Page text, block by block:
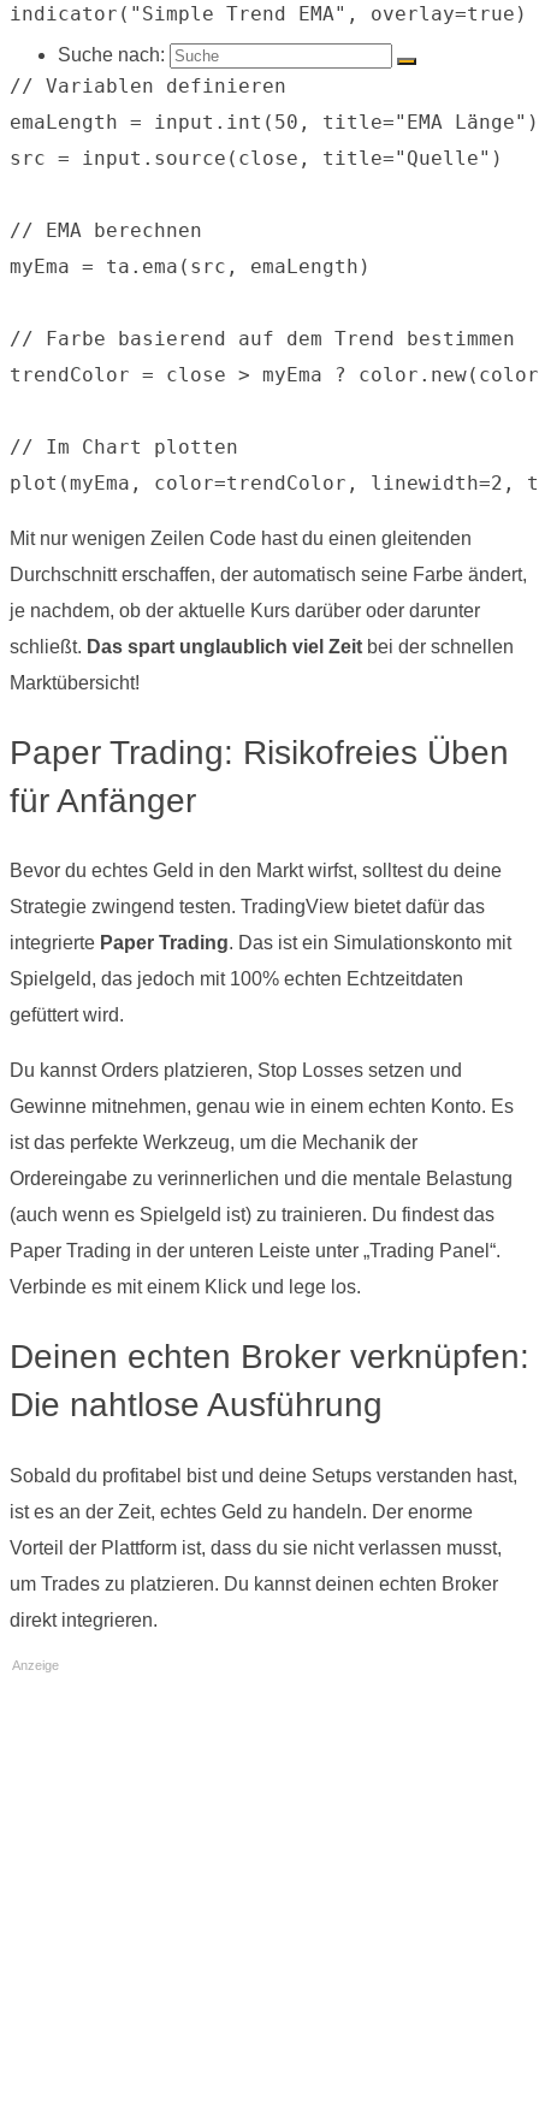
Suche nach:
indicator("Simple Trend EMA", overlay=true)
// Variablen definieren
emaLength = input.int(50, title="EMA Länge")
src = input.source(close, title="Quelle")
// EMA berechnen
myEma = ta.ema(src, emaLength)
// Farbe basierend auf dem Trend bestimmen
trendColor = close > myEma ?
// Im Chart plotten
Mit nur wenigen Zeilen Code hast du einen gleitenden
Durchschnitt erschaffen, der automatisch seine Farbe ändert,
je nachdem, ob der aktuelle Kurs darüber oder darunter
schließt. Das spart unglaublich viel Zeit bei der schnellen
Marktübersicht!
Paper Trading: Risikofreies Üben
für Anfänger
Bevor du echtes Geld in den Markt wirfst, solltest du deine
Strategie zwingend testen. TradingView bietet dafür das
integrierte Paper Trading. Das ist ein Simulationskonto mit
Spielgeld, das jedoch mit 100% echten Echtzeitdaten
gefüttert wird.
Du kannst Orders platzieren, Stop Losses setzen und
Gewinne mitnehmen, genau wie in einem echten Konto. Es
ist das perfekte Werkzeug, um die Mechanik der
Ordereingabe zu verinnerlichen und die mentale Belastung
(auch wenn es Spielgeld ist) zu trainieren. Du findest das
Paper Trading in der unteren Leiste unter „Trading Panel“.
Verbinde es mit einem Klick und lege los.
Deinen echten Broker verknüpfen:
Die nahtlose Ausführung
Sobald du profitabel bist und deine Setups verstanden hast,
ist es an der Zeit, echtes Geld zu handeln. Der enorme
Vorteil der Plattform ist, dass du sie nicht verlassen musst,
um Trades zu platzieren. Du kannst deinen echten Broker
direkt integrieren.
Anzeige